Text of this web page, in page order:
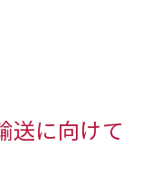
送に向けて